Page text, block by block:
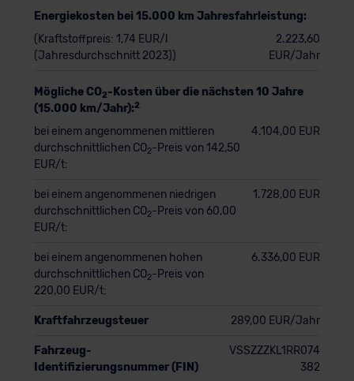
Energiekosten bei 15.000 km Jahresfahrleistung:
(Kraftstoffpreis: 1,74 EUR/l
(Jahresdurchschnitt 2023))
2.223,60
EUR/Jahr
Mögliche CO2-Kosten über die nächsten 10 Jahre
(15.000 km/Jahr):2
bei einem angenommenen mittleren
durchschnittlichen CO2-Preis von 142,50
EUR/t:
4.104,00 EUR
bei einem angenommenen niedrigen
durchschnittlichen CO2-Preis von 60,00
EUR/t:
1.728,00 EUR
bei einem angenommenen hohen
durchschnittlichen CO2-Preis von
220,00 EUR/t:
6.336,00 EUR
Kraftfahrzeugsteuer 289,00 EUR/Jahr
Fahrzeug-
Identifizierungsnummer (FIN)
VSSZZZKL1RR074
382